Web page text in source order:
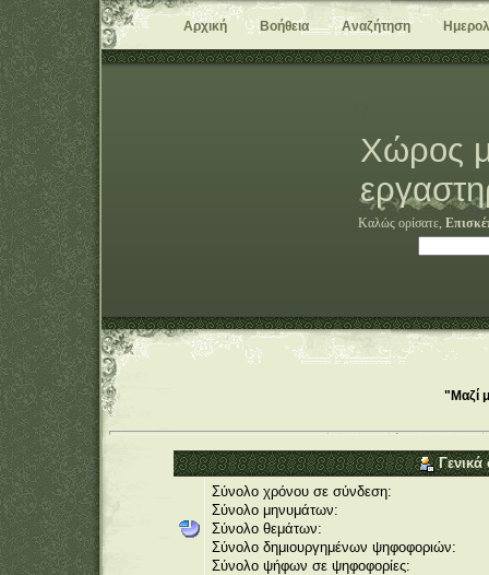
Αρχική Βοήθεια Αναζήτηση
Χώρος
Καλώς ορίσατε,
"Μαζί
Γενικά
Σύνολο χρόνου σε σύνδεση:
Σύνολο μηνυμάτων:
Σύνολο θεμάτων:
Σύνολο δημιουργημένων ψηφοφοριών:
Σύνολο ψήφων σε ψηφοφορίες: